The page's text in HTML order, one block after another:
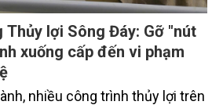
Thủy lợi Sông Đáy: Gỡ "nút
xuống cấp đến vi phạm
nhiều công trình thủy lợi trên